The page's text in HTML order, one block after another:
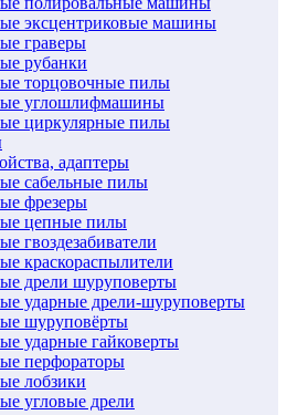
эксцентриковые машины
граверы
рубанки
торцовочные пилы
углошлифмашины
циркулярные пилы
адаптеры
сабельные пилы
фрезеры
цепные пилы
гвоздезабиватели
краскораспылители
дрели шуруповерты
ударные дрели-шуруповерты
шуруповёрты
ударные гайковерты
перфораторы
лобзики
угловые дрели